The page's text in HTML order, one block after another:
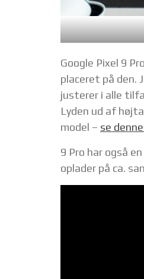
Google Pixel 9
placeret på den.
justerer i alle
Lyden ud af
model – se
9 Pro har også
oplader på ca.